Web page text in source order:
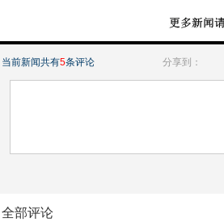
当前新闻共有5条评论 分享到：
全部评论